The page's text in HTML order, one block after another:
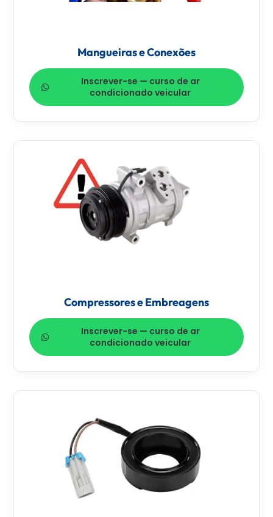
Mangueiras e Conexões
Inscrever-se — curso de ar
condicionado veicular
Compressores e Embreagens
Inscrever-se — curso de ar
condicionado veicular